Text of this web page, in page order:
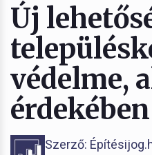
Új
védelme,
érdekében
Szerző: